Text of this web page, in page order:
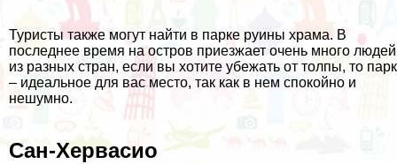
Туристы также могут найти в парке руины храма. В
последнее время на остров приезжает очень много людей
из разных стран, если вы хотите убежать от толпы, то парк
– идеальное для вас место, так как в нем спокойно и
нешумно.
Сан-Хервасио